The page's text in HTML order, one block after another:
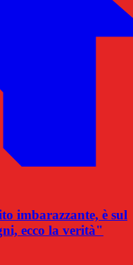
imbarazzante, è sul
ecco la verità"